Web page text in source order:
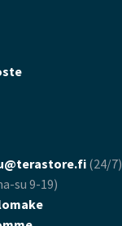
(24/7)
su 9-19)